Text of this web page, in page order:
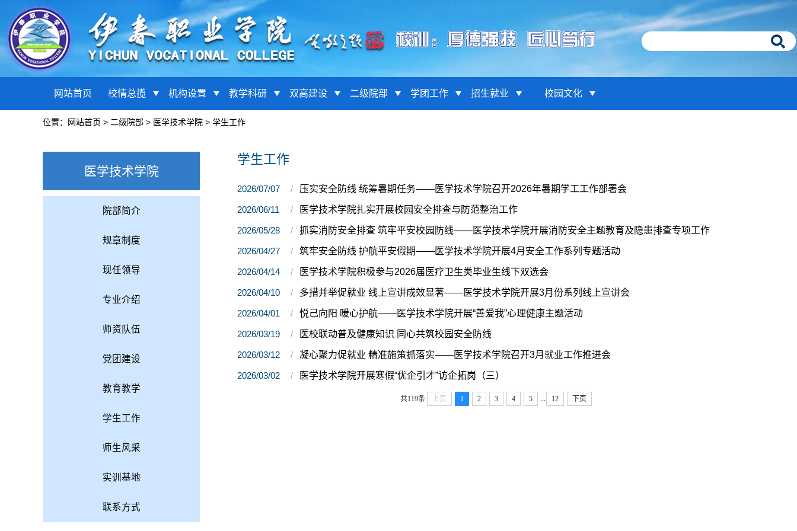
网站首页 校情总揽 机构设置 教学科研 双高建设 二级院部 学团工作 招生就业 校园文化
位置： 网站首页 > 二级院部 > 医学技术学院 > 学生工作
医学技术学院
院部简介
规章制度
现任领导
专业介绍
师资队伍
党团建设
教育教学
学生工作
师生风采
实训基地
联系方式
学生工作
2026/07/07 压实安全防线 统筹暑期任务——医学技术学院召开2026年暑期学工工作部署会
2026/06/11 医学技术学院扎实开展校园安全排查与防范整治工作
2026/05/28 抓实消防安全排查 筑牢平安校园防线——医学技术学院开展消防安全主题教育及隐患排查专项工作
2026/04/27 筑牢安全防线 护航平安假期——医学技术学院开展4月安全工作系列专题活动
2026/04/14 医学技术学院积极参与2026届医疗卫生类毕业生线下双选会
2026/04/10 多措并举促就业 线上宣讲成效显著——医学技术学院开展3月份系列线上宣讲会
2026/04/01 悦己向阳 暖心护航——医学技术学院开展“善爱我”心理健康主题活动
2026/03/19 医校联动普及健康知识 同心共筑校园安全防线
2026/03/12 凝心聚力促就业 精准施策抓落实——医学技术学院召开3月就业工作推进会
2026/03/02 医学技术学院开展寒假“优企引才”访企拓岗（三）
共119条 上页 1 2 3 4 5 12 下页